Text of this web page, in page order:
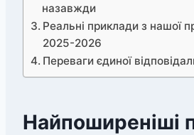
назавжди
Реальні приклади з нашої
2025-2026
Переваги єдиної
Найпоширеніші